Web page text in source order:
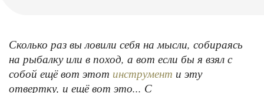
Сколько раз вы ловили себя на мысли, собираясь
на рыбалку или в поход, а вот если бы я взял с
собой ещё вот этот инструмент и эту
отвертку, и ещё вот это... С